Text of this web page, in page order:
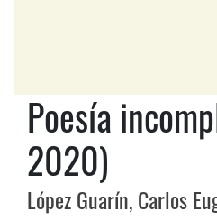
Poesía
2020)
López Guarín, Carlos